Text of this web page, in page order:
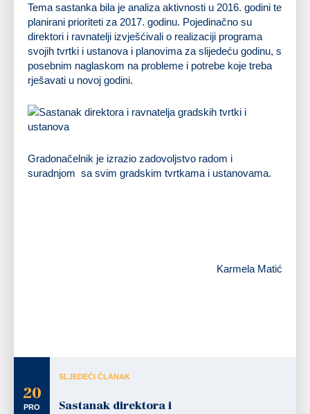
Tema sastanka bila je analiza aktivnosti u 2016. godini te
planirani prioriteti za 2017. godinu. Pojedinačno su
direktori i ravnatelji izvješćivali o realizaciji programa
svojih tvrtki i ustanova i planovima za slijedeću godinu, s
posebnim naglaskom na probleme i potrebe koje treba
rješavati u novoj godini.
Gradonačelnik je izrazio zadovoljstvo radom i
suradnjom sa svim gradskim tvrtkama i ustanovama.
Karmela Matić
20
PRO
SLJEDEĆI ČLANAK
Sastanak direktora i